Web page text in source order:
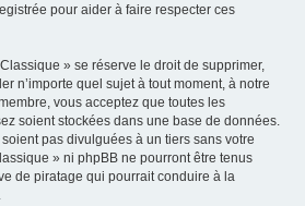
pour aider à faire respecter ces
» se réserve le droit de supprimer,
n’importe quel sujet à tout moment, à notre
vous acceptez que toutes les
soient stockées dans une base de données.
pas divulguées à un tiers sans votre
» ni phpBB ne pourront être tenus
de piratage qui pourrait conduire à la